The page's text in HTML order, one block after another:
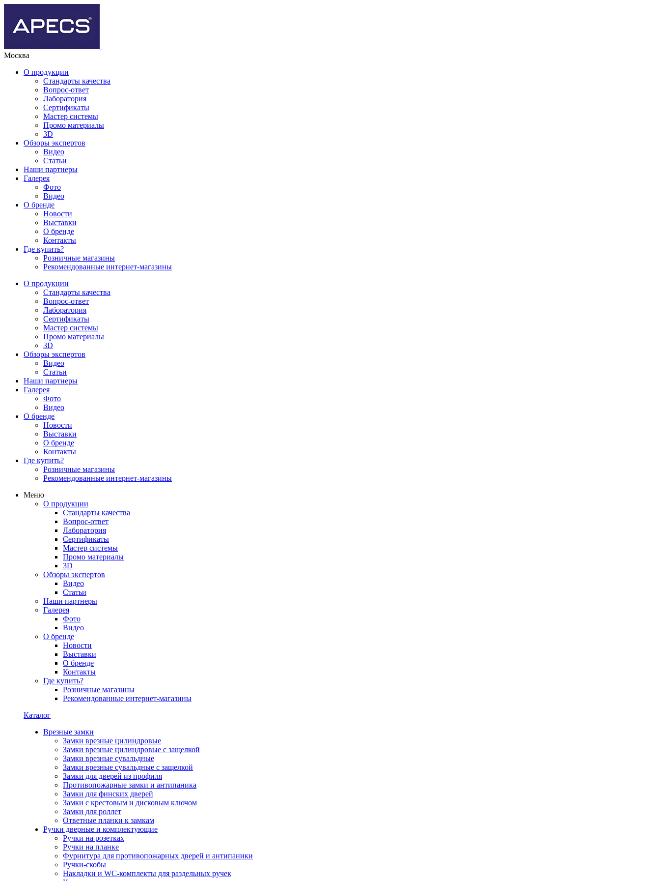
Москва
О продукции
Стандарты качества
Вопрос-ответ
Лаборатория
Сертификаты
Мастер системы
Промо материалы
3D
Обзоры экспертов
Видео
Статьи
Наши партнеры
Галерея
Фото
Видео
О бренде
Новости
Выставки
О бренде
Контакты
Где купить?
Розничные магазины
Рекомендованные интернет-магазины
О продукции
Стандарты качества
Вопрос-ответ
Лаборатория
Сертификаты
Мастер системы
Промо материалы
3D
Обзоры экспертов
Видео
Статьи
Наши партнеры
Галерея
Фото
Видео
О бренде
Новости
Выставки
О бренде
Контакты
Где купить?
Розничные магазины
Рекомендованные интернет-магазины
Меню
О продукции
Стандарты качества
Вопрос-ответ
Лаборатория
Сертификаты
Мастер системы
Промо материалы
3D
Обзоры экспертов
Видео
Статьи
Наши партнеры
Галерея
Фото
Видео
О бренде
Новости
Выставки
О бренде
Контакты
Где купить?
Розничные магазины
Рекомендованные интернет-магазины
Каталог
Врезные замки
Замки врезные цилиндровые
Замки врезные цилиндровые с защелкой
Замки врезные сувальдные
Замки врезные сувальдные с защелкой
Замки для дверей из профиля
Противопожарные замки и антипаника
Замки для финских дверей
Замки с крестовым и дисковым ключом
Замки для роллет
Ответные планки к замкам
Ручки дверные и комплектующие
Ручки на розетках
Ручки на планке
Фурнитура для противопожарных дверей и антипаники
Ручки-скобы
Накладки и WC-комплекты для раздельных ручек